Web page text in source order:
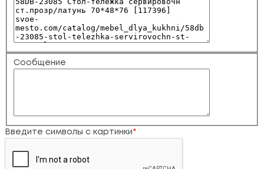
Сообщение
Введите символы с картинки*